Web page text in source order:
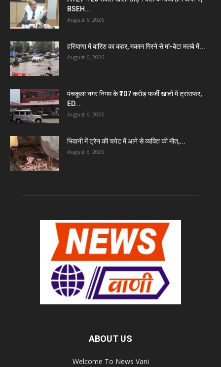
BSEH...
August 6, 2026
हरियाणा में बारिश का कहर, मकान गिरने से मां-बेटा मलबे में...
August 6, 2026
पंचकूला नगर निगम के ₹107 करोड़ फर्जी खातों में ट्रांसफर,
ED...
August 6, 2026
भिवानी में ट्रेन की चपेट में आने से व्यक्ति की मौत,...
August 6, 2026
ABOUT US
Welcome To News Vani